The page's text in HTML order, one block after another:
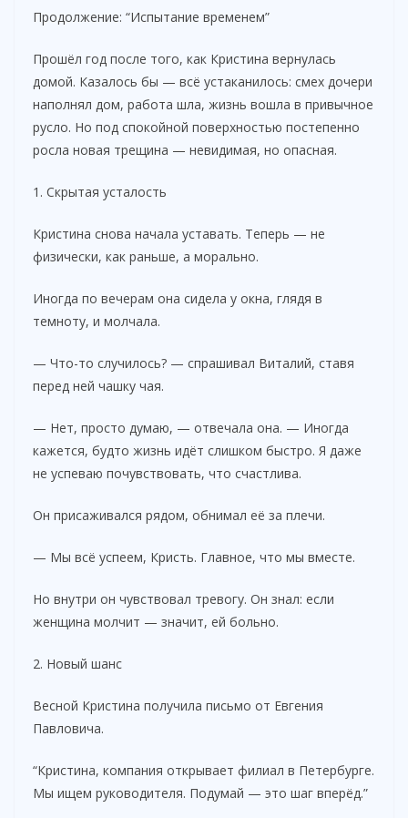
Продолжение: “Испытание временем”
Прошёл год после того, как Кристина вернулась
домой. Казалось бы — всё устаканилось: смех дочери
наполнял дом, работа шла, жизнь вошла в привычное
русло. Но под спокойной поверхностью постепенно
росла новая трещина — невидимая, но опасная.
1. Скрытая усталость
Кристина снова начала уставать. Теперь — не
физически, как раньше, а морально.
Иногда по вечерам она сидела у окна, глядя в
темноту, и молчала.
— Что-то случилось? — спрашивал Виталий, ставя
перед ней чашку чая.
— Нет, просто думаю, — отвечала она. — Иногда
кажется, будто жизнь идёт слишком быстро. Я даже
не успеваю почувствовать, что счастлива.
Он присаживался рядом, обнимал её за плечи.
— Мы всё успеем, Кристь. Главное, что мы вместе.
Но внутри он чувствовал тревогу. Он знал: если
женщина молчит — значит, ей больно.
2. Новый шанс
Весной Кристина получила письмо от Евгения
Павловича.
“Кристина, компания открывает филиал в Петербурге.
Мы ищем руководителя. Подумай — это шаг вперёд.”